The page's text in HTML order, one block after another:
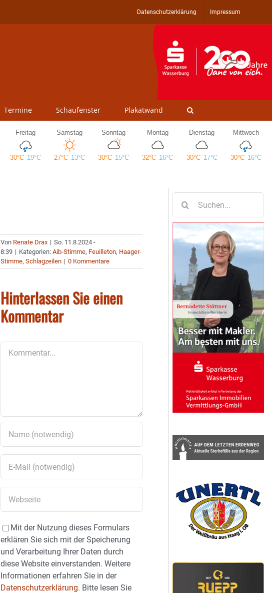
Datenschutzerklärung Impressum
Termine Schaufenster Plakatwand
Von Renate Drax | So. 11.8.2024 -
8:39 | Kategorien:Aib-Stimme, Feuilleton, Haager-
Stimme,Schlagzeilen | 0 Kommentare
Hinterlassen Sie einen
Kommentar
Mit der Nutzung dieses Formulars
erklären Sie sich mit der Speicherung
und Verarbeitung Ihrer Daten durch
diese Website einverstanden. Weitere
Informationen erfahren Sie in der
Datenschutzerklärung. Bitte lesen Sie
nach: